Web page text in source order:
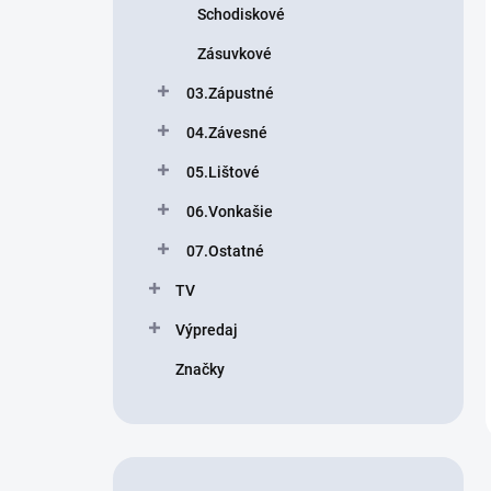
Schodiskové
Zásuvkové
03.Zápustné
04.Závesné
05.Lištové
06.Vonkašie
07.Ostatné
TV
Výpredaj
Značky